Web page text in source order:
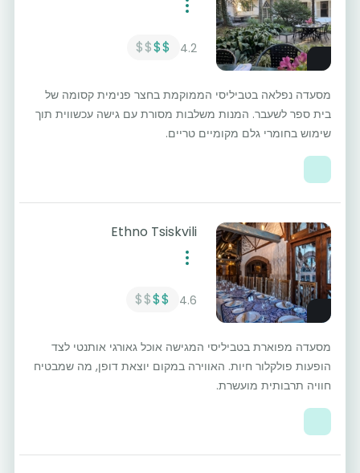
4.2
$$
$$
מסעדה נפלאה בטביליסי הממוקמת בחצר פנימית קסומה של
בית ספר לשעבר. המנות משלבות מסורת עם גישה עכשווית תוך
שימוש בחומרי גלם מקומיים טריים.
Ethno Tsiskvili
4.6
$$
$$
מסעדה מפוארת בטביליסי המגישה אוכל גאורגי אותנטי לצד
הופעות פולקלור חיות. האווירה במקום יוצאת דופן, מה שמבטיח
חוויה תרבותית מועשרת.